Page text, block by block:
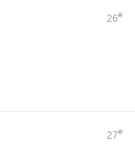
26#
27#